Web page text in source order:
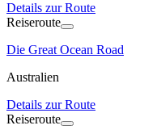
Details zur Route
Reiseroute
Die Great Ocean Road
Australien
Details zur Route
Reiseroute